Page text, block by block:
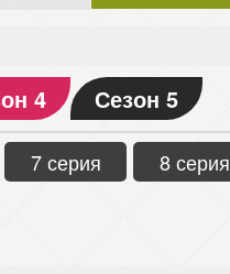
4 Сезон 5
7 серия 8 серия